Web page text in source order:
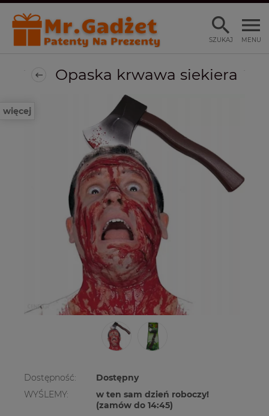
MENU
SZUKAJ
więcej
Opaska krwawa siekiera
Dostępność:
Dostępny
WYŚLEMY:
w ten sam dzień roboczy!
(zamów do 14:45)